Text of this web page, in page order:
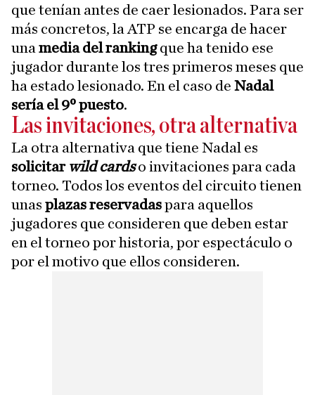
que tenían antes de caer lesionados. Para ser
más concretos, la ATP se encarga de hacer
una media del rankingque ha tenido ese
jugador durante los tres primeros meses que
ha estado lesionado. En el caso de Nadal
sería el 9º puesto.
Las invitaciones, otra alternativa
La otra alternativa que tiene Nadal es
solicitar wild cardso invitaciones para cada
torneo. Todos los eventos del circuito tienen
unas plazas reservadaspara aquellos
jugadores que consideren que deben estar
en el torneo por historia, por espectáculo o
por el motivo que ellos consideren.